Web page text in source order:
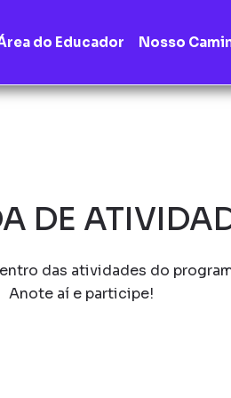
do Educador Nosso
DE
das atividades do
Anote aí e participe!